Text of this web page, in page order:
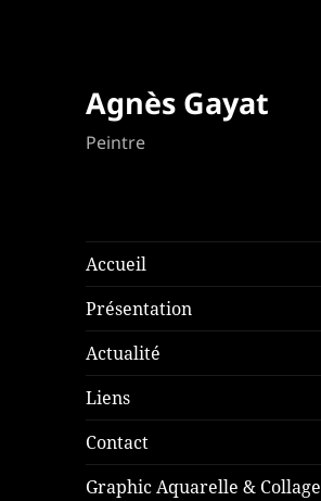
Agnès Gayat
Peintre
Accueil
Présentation
Actualité
Liens
Contact
Graphic Aquarelle & Collage